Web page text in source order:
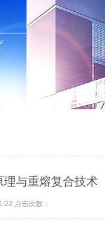
与重熔复合技术
点击次数：